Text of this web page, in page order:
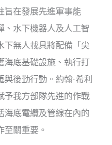
旨在發展先進軍事能
、水下機器人及人工智
下無人載具將配備「尖
海底基礎設施、執行打
後勤行動。約翰·希利
予我方部隊先進的作戰
海底電纜及管線在內的
至關重要。